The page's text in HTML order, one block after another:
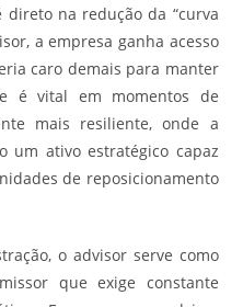
direto na redução da “curva
a empresa ganha acesso
caro demais para manter
é vital em momentos de
mais resiliente, onde a
um ativo estratégico capaz
de reposicionamento
o advisor serve como
que exige constante